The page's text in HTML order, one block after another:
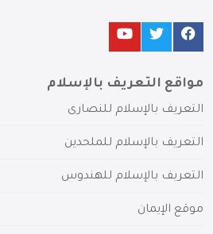
مواقع التعريف بالإسلام
التعريف بالإسلام للنصارى
التعريف بالإسلام للملحدين
التعريف بالإسلام للهندوس
موقع الإيمان